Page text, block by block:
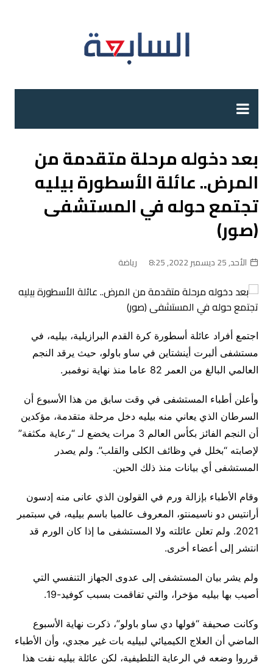
بعد دخوله مرحلة متقدمة من
المرض.. عائلة الأسطورة بيليه
تجتمع حوله في المستشفى
(صور)
الأحد, 25 ديسمبر 2022, 8:25 رياضة
اجتمع أفراد عائلة أسطورة كرة القدم البرازيلية، بيليه، في
مستشفى ألبرت أينشتاين في ساو باولو، حيث يرقد النجم
العالمي البالغ من العمر 82 عاما منذ نهاية نوفمبر.
وأعلن أطباء المستشفى في وقت سابق من هذا الأسبوع أن
السرطان الذي يعاني منه بيليه دخل مرحلة متقدمة، مؤكدين
أن النجم الفائز بكأس العالم 3 مرات يخضع لـ “رعاية مكثفة”
لإصابته “بخلل في وظائف الكلى والقلب”. ولم يصدر
المستشفى أي بيانات منذ ذلك الحين.
وقام الأطباء بإزالة ورم في القولون الذي عانى منه إدسون
أرانتيس دو ناسيمنتو، المعروف عالميا باسم بيليه، في سبتمبر
2021. ولم تعلن عائلته ولا المستشفى ما إذا كان الورم قد
انتشر إلى أعضاء أخرى.
ولم يشر بيان المستشفى إلى عدوى الجهاز التنفسي التي
أصيب بها بيليه مؤخرا، والتي تفاقمت بسبب كوفيد-19.
وكانت صحيفة “فولها دي ساو باولو”، ذكرت نهاية الأسبوع
الماضي أن العلاج الكيميائي لبيليه بات غير مجدي، وأن الأطباء
قرروا وضعه في الرعاية التلطيفية، لكن عائلة بيليه نفت هذا